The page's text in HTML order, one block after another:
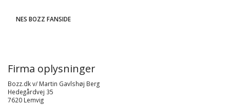
NES BOZZ FANSIDE
Firma oplysninger
Bozz.dk v/ Martin Gavlshøj Berg
Hedegårdvej 35
7620 Lemvig